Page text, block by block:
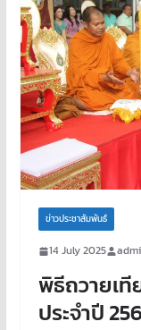
ข่าวประชาสัมพันธ์
14 July 2025
พิธีถวายเที
ประจำปี